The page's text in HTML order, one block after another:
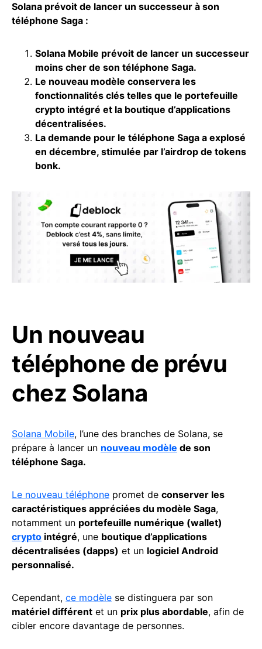
Solana prévoit de lancer un successeur à son
téléphone Saga :
Solana Mobile prévoit de lancer un successeur
moins cher de son téléphone Saga.
Le nouveau modèle conservera les
fonctionnalités clés telles que le portefeuille
crypto intégré et la boutique d’applications
décentralisées.
La demande pour le téléphone Saga a explosé
en décembre, stimulée par l’airdrop de tokens
bonk.
Un nouveau
téléphone de prévu
chez Solana
Solana Mobile, l’une des branches de Solana, se
prépare à lancer un nouveau modèle de son
téléphone Saga.
Le nouveau téléphone promet de conserver les
caractéristiques appréciées du modèle Saga,
notamment un portefeuille numérique (wallet)
crypto intégré, une boutique d’applications
décentralisées (dapps) et un logiciel Android
personnalisé.
Cependant, ce modèle se distinguera par son
matériel différent et un prix plus abordable, afin de
cibler encore davantage de personnes.